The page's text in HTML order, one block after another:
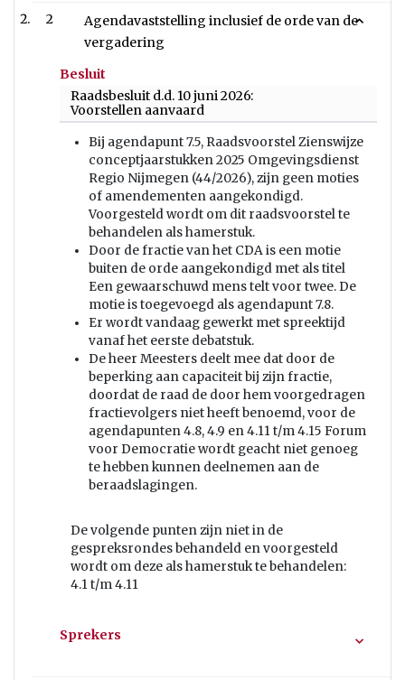
2
Agendavaststelling inclusief de orde van de
vergadering
Besluit
Raadsbesluit d.d. 10 juni 2026:
Voorstellen aanvaard
Bij agendapunt 7.5, Raadsvoorstel Zienswijze
conceptjaarstukken 2025 Omgevingsdienst
Regio Nijmegen (44/2026), zijn geen moties
of amendementen aangekondigd.
Voorgesteld wordt om dit raadsvoorstel te
behandelen als hamerstuk.
Door de fractie van het CDA is een motie
buiten de orde aangekondigd met als titel
Een gewaarschuwd mens telt voor twee. De
motie is toegevoegd als agendapunt 7.8.
Er wordt vandaag gewerkt met spreektijd
vanaf het eerste debatstuk.
De heer Meesters deelt mee dat door de
beperking aan capaciteit bij zijn fractie,
doordat de raad de door hem voorgedragen
fractievolgers niet heeft benoemd, voor de
agendapunten 4.8, 4.9 en 4.11 t/m 4.15 Forum
voor Democratie wordt geacht niet genoeg
te hebben kunnen deelnemen aan de
beraadslagingen.
De volgende punten zijn niet in de
gespreksrondes behandeld en voorgesteld
wordt om deze als hamerstuk te behandelen:
4.1 t/m 4.11
Sprekers